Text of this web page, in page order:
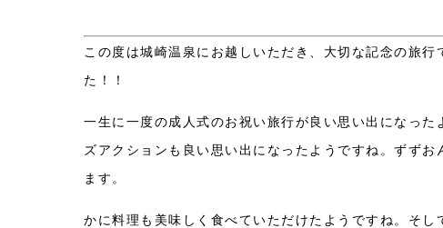
この度は城崎温泉にお越しいただき、大切な記念の旅
た！！
一生に一度の成人式のお祝い旅行が良い思い出になっ
ズアクションも良い思い出になったようですね。ずず
ます。
かに料理も美味しく食べていただけたようですね。そ